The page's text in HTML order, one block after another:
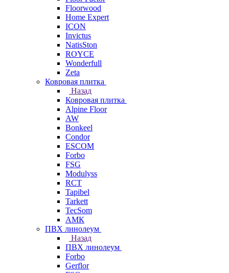
Floorwood
Home Expert
ICON
Invictus
NatisSton
ROYCE
Wonderfull
Zeta
Ковровая плитка
Назад
Ковровая плитка
Alpine Floor
AW
Bonkeel
Condor
ESCOM
Forbo
FSG
Modulyss
RCT
Tapibel
Tarkett
TecSom
АМК
ПВХ линолеум
Назад
ПВХ линолеум
Forbo
Gerflor